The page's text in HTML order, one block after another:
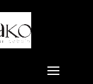
seu